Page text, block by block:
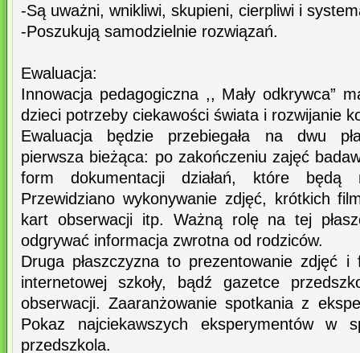
-Są uważni, wnikliwi, skupieni, cierpliwi i
-Poszukują samodzielnie rozwiązań.
Ewaluacja:
Innowacja pedagogiczna ,, Mały odkrywca”
dzieci potrzeby ciekawości świata i rozwijanie
Ewaluacja będzie przebiegała na dwu
pierwsza bieżąca: po zakończeniu zajęć
form dokumentacji działań, które będą
Przewidziano wykonywanie zdjęć, krótkich
kart obserwacji itp. Ważną rolę na tej
odgrywać informacja zwrotna od rodziców.
Druga płaszczyzna to prezentowanie zdjęć
internetowej szkoły, bądź gazetce
obserwacji. Zaaranżowanie spotkania z
Pokaz najciekawszych eksperymentów w
przedszkola.